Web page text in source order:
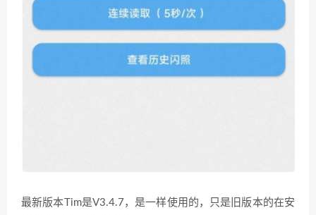
最新版本Tim是V3.4.7，是一样使用的，只是旧版本的在安